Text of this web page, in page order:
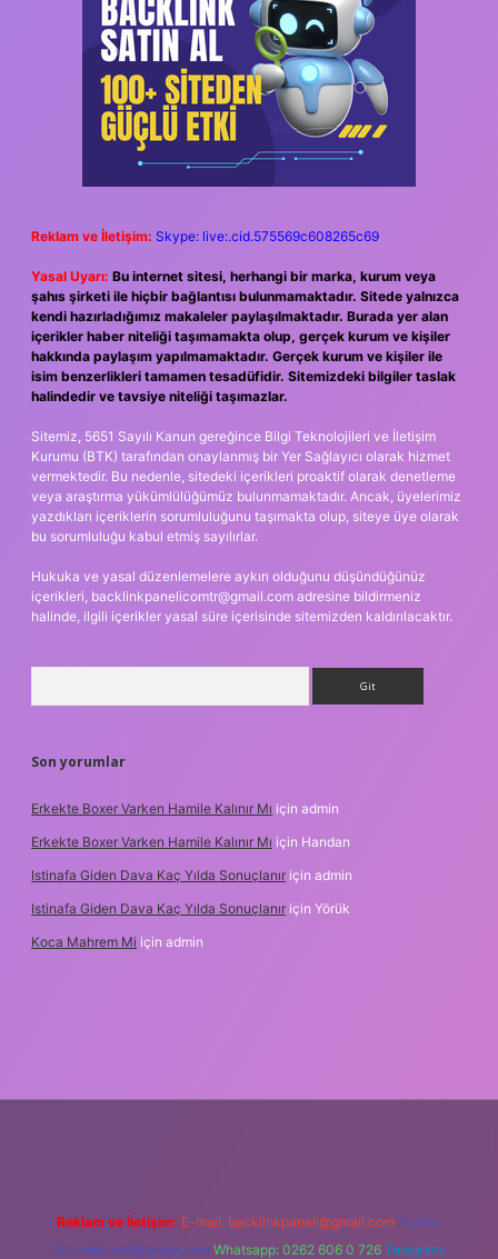
Reklam ve İletişim: Skype: live:.cid.575569c608265c69
Yasal Uyarı: Bu internet sitesi, herhangi bir marka, kurum veya
şahıs şirketi ile hiçbir bağlantısı bulunmamaktadır. Sitede yalnızca
kendi hazırladığımız makaleler paylaşılmaktadır. Burada yer alan
içerikler haber niteliği taşımamakta olup, gerçek kurum ve kişiler
hakkında paylaşım yapılmamaktadır. Gerçek kurum ve kişiler ile
isim benzerlikleri tamamen tesadüfidir. Sitemizdeki bilgiler taslak
halindedir ve tavsiye niteliği taşımazlar.
Sitemiz, 5651 Sayılı Kanun gereğince Bilgi Teknolojileri ve İletişim
Kurumu (BTK) tarafından onaylanmış bir Yer Sağlayıcı olarak hizmet
vermektedir. Bu nedenle, sitedeki içerikleri proaktif olarak denetleme
veya araştırma yükümlülüğümüz bulunmamaktadır. Ancak, üyelerimiz
yazdıkları içeriklerin sorumluluğunu taşımakta olup, siteye üye olarak
bu sorumluluğu kabul etmiş sayılırlar.
Hukuka ve yasal düzenlemelere aykırı olduğunu düşündüğünüz
içerikleri, backlinkpanelicomtr@gmail.com adresine bildirmeniz
halinde, ilgili içerikler yasal süre içerisinde sitemizden kaldırılacaktır.
Son yorumlar
Erkekte Boxer Varken Hamile Kalınır Mı için admin
Erkekte Boxer Varken Hamile Kalınır Mı için Handan
Istinafa Giden Dava Kaç Yılda Sonuçlanır için admin
Istinafa Giden Dava Kaç Yılda Sonuçlanır için Yörük
Koca Mahrem Mi için admin
Reklam ve İletişim: E-mail: backlinkpaneli@gmail.com Teams:
forumhizmeti@gmail.com Whatsapp: 0262 606 0 726 Telegram: